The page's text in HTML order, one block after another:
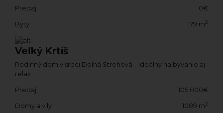
Predaj 0€
Byty 179 m2
Veľký Krtíš
Rodinný dom v srdci Dolná Strehová – ideálny na bývanie aj
relax
Predaj 105 000€
Domy a vily 1089 m2